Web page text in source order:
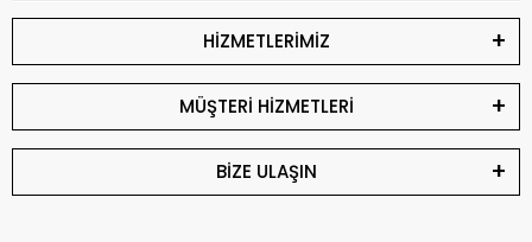
HİZMETLERİMİZ
MÜŞTERİ HİZMETLERİ
BİZE ULAŞIN